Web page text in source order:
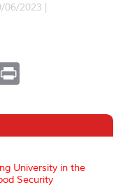
2023 |
t
University in the
Security